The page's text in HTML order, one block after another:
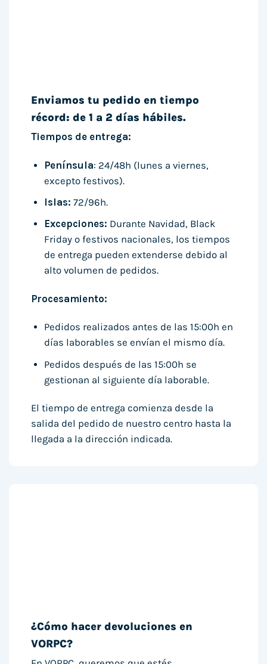
Enviamos tu pedido en tiempo
récord: de 1 a 2 días hábiles.
Tiempos de entrega:
Península: 24/48h (lunes a viernes,
excepto festivos).
Islas: 72/96h.
Excepciones: Durante Navidad, Black
Friday o festivos nacionales, los tiempos
de entrega pueden extenderse debido al
alto volumen de pedidos.
Procesamiento:
Pedidos realizados antes de las 15:00h en
días laborables se envían el mismo día.
Pedidos después de las 15:00h se
gestionan al siguiente día laborable.
El tiempo de entrega comienza desde la
salida del pedido de nuestro centro hasta la
llegada a la dirección indicada.
¿Cómo hacer devoluciones en
VORPC?